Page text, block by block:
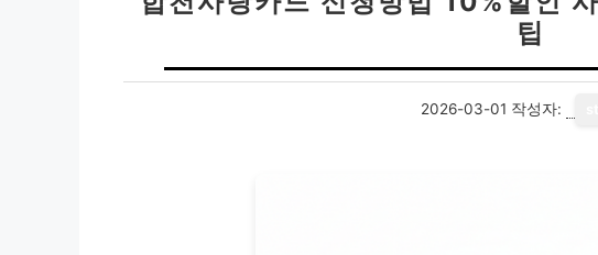
팁
2026-03-01 작성자: